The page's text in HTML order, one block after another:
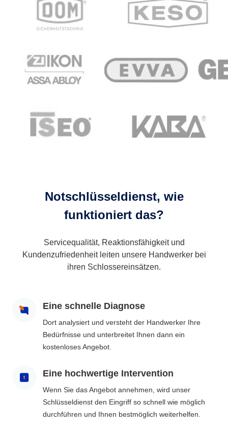
Notschlüsseldienst, wie
funktioniert das?
Servicequalität, Reaktionsfähigkeit und
Kundenzufriedenheit leiten unsere Handwerker bei
ihren Schlossereinsätzen.
Eine schnelle Diagnose
Dort analysiert und versteht der Handwerker Ihre
Bedürfnisse und unterbreitet Ihnen dann ein
kostenloses Angebot.
Eine hochwertige Intervention
Wenn Sie das Angebot annehmen, wird unser
Schlüsseldienst den Eingriff so schnell wie möglich
durchführen und Ihnen bestmöglich weiterhelfen.